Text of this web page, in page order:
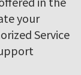
your
Service